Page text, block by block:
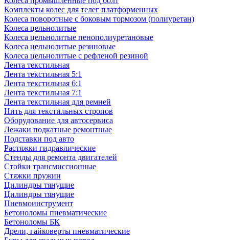
Комплекты колес для телег платформенных
Колеса поворотные c боковым тормозом (полиуретан)
Колеса цельнолитые
Колеса цельнолитые пенополиуретановые
Колеса цельнолитые резиновые
Колеса цельнолитые с рефленой резиной
Лента текстильная
Лента текстильная 5:1
Лента текстильная 6:1
Лента текстильная 7:1
Лента текстильная для ремней
Нить для текстильных стропов
Оборудование для автосервиса
Лежаки подкатные ремонтные
Подставки под авто
Растяжки гидравлические
Стенды для ремонта двигателей
Стойки трансмиссионные
Стяжки пружин
Цилиндры тянущие
Цилиндры тянущие
Пневмоинструмент
Бетоноломы пневматические
Бетоноломы БК
Дрели, гайковерты пневматические